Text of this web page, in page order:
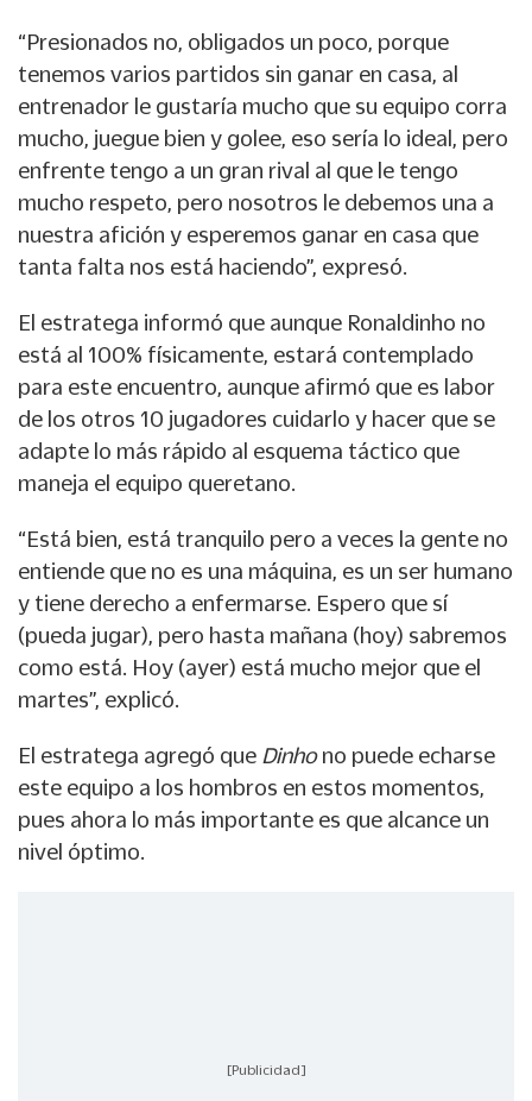
“Presionados no, obligados un poco, porque
tenemos varios partidos sin ganar en casa, al
entrenador le gustaría mucho que su equipo corra
mucho, juegue bien y golee, eso sería lo ideal, pero
enfrente tengo a un gran rival al que le tengo
mucho respeto, pero nosotros le debemos una a
nuestra afición y esperemos ganar en casa que
tanta falta nos está haciendo”, expresó.
El estratega informó que aunque Ronaldinho no
está al 100% físicamente, estará contemplado
para este encuentro, aunque afirmó que es labor
de los otros 10 jugadores cuidarlo y hacer que se
adapte lo más rápido al esquema táctico que
maneja el equipo queretano.
“Está bien, está tranquilo pero a veces la gente no
entiende que no es una máquina, es un ser humano
y tiene derecho a enfermarse. Espero que sí
(pueda jugar), pero hasta mañana (hoy) sabremos
como está. Hoy (ayer) está mucho mejor que el
martes”, explicó.
El estratega agregó que Dinhono puede echarse
este equipo a los hombros en estos momentos,
pues ahora lo más importante es que alcance un
nivel óptimo.
[Publicidad]